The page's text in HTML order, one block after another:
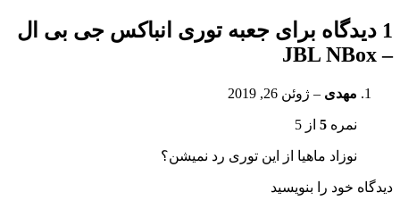
1 دیدگاه برای
جعبه توری انباکس جی بی ال
– JBL NBox
مهدی – ژوئن 26, 2019
نمره 5 از 5
نوزاد ماهیا از این توری رد نمیشن؟
دیدگاه خود را بنویسید